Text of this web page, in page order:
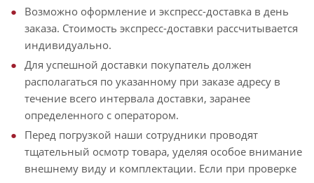
Возможно оформление и экспресс-доставка в день
заказа. Стоимость экспресс-доставки рассчитывается
индивидуально.
Для успешной доставки покупатель должен
располагаться по указанному при заказе адресу в
течение всего интервала доставки, заранее
определенного с оператором.
Перед погрузкой наши сотрудники проводят
тщательный осмотр товара, уделяя особое внимание
внешнему виду и комплектации. Если при проверке